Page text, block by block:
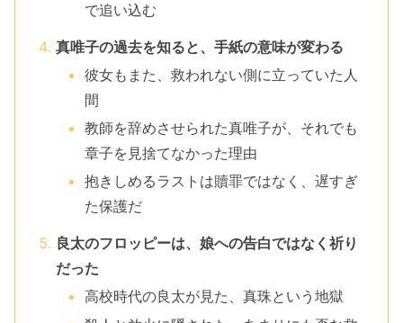
で追い込む
真唯子の過去を知ると、手紙の意味が変わる
彼女もまた、救われない側に立っていた人
間
教師を辞めさせられた真唯子が、それでも
章子を見捨てなかった理由
抱きしめるラストは贖罪ではなく、遅すぎ
た保護だ
良太のフロッピーは、娘への告白ではなく祈り
だった
高校時代の良太が見た、真珠という地獄